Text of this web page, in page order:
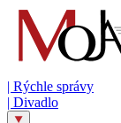
| Rýchle správy
| Divadlo